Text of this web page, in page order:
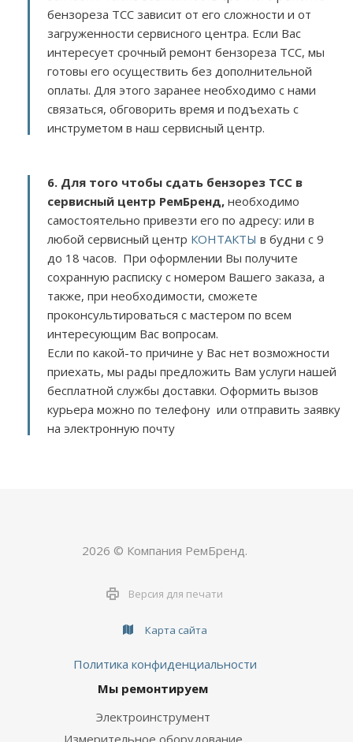
бензореза TCC зависит от его сложности и от
загруженности сервисного центра. Если Вас
интересует срочный ремонт бензореза TCC, мы
готовы его осуществить без дополнительной
оплаты. Для этого заранее необходимо с нами
связаться, обговорить время и подъехать с
инструметом в наш сервисный центр.
6. Для того чтобы сдать бензорез TCC в
сервисный центр РемБренд, необходимо
самостоятельно привезти его по адресу: или в
любой сервисный центр КОНТАКТЫ в будни с 9
до 18 часов. При оформлении Вы получите
сохранную расписку с номером Вашего заказа, а
также, при необходимости, сможете
проконсультироваться с мастером по всем
интересующим Вас вопросам.
Если по какой-то причине у Вас нет возможности
приехать, мы рады предложить Вам услуги нашей
бесплатной службы доставки. Оформить вызов
курьера можно по телефону или отправить заявку
на электронную почту
2026 © Компания РемБренд.
Версия для печати
Карта сайта
Политика конфиденциальности
Мы ремонтируем
Электроинструмент